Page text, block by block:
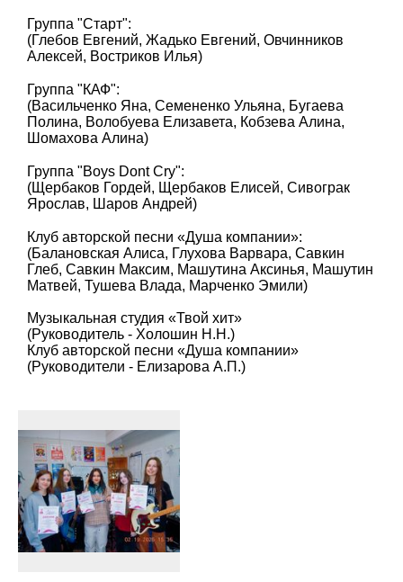
Группа "Старт":
(Глебов Евгений, Жадько Евгений, Овчинников
Алексей, Востриков Илья)
Группа "КАФ":
(Васильченко Яна, Семененко Ульяна, Бугаева
Полина, Волобуева Елизавета, Кобзева Алина,
Шомахова Алина)
Группа "Boys Dont Cry":
(Щербаков Гордей, Щербаков Елисей, Сивограк
Ярослав, Шаров Андрей)
Клуб авторской песни «Душа компании»:
(Балановская Алиса, Глухова Варвара, Савкин
Глеб, Савкин Максим, Машутина Аксинья, Машутин
Матвей, Тушева Влада, Марченко Эмили)
Музыкальная студия «Твой хит»
(Руководитель - Холошин Н.Н.)
Клуб авторской песни «Душа компании»
(Руководители - Елизарова А.П.)